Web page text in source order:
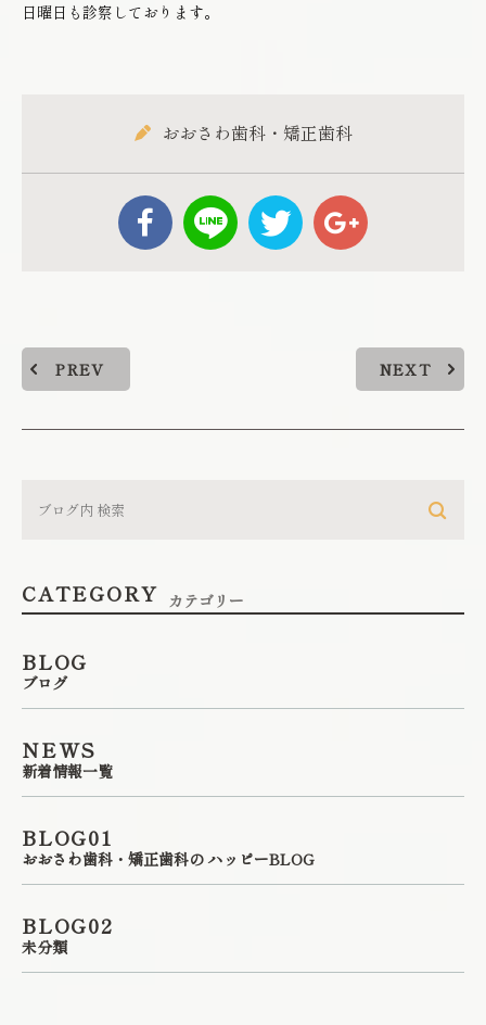
日曜日も診察しております。
おおさわ歯科・矯正歯科
PREV NEXT
CATEGORY カテゴリー
BLOG
ブログ
NEWS
新着情報一覧
BLOG01
おおさわ歯科・矯正歯科の ハッピーBLOG
BLOG02
未分類